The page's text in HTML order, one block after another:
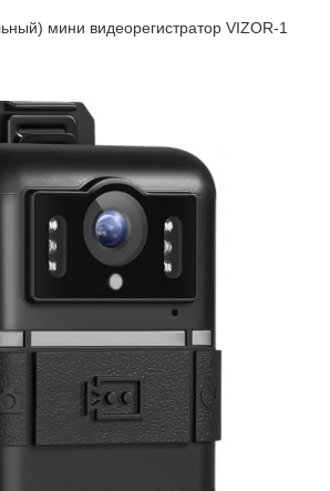
мини видеорегистратор VIZOR-1